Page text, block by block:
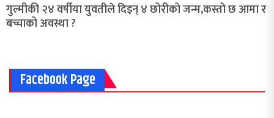
गुल्मीकी २४ वर्षीया युवतीले दिइन् ४ छोरीको जन्म,कस्तो छ आमा र
बच्चाको अवस्था ?
Facebook Page